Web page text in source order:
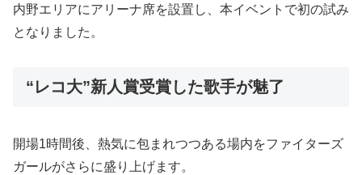
内野エリアにアリーナ席を設置し、本イベントで初の試み
となりました。
“レコ大”新人賞受賞した歌手が魅了
開場1時間後、熱気に包まれつつある場内をファイターズ
ガールがさらに盛り上げます。